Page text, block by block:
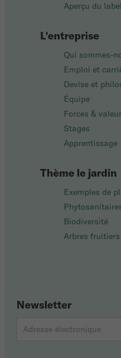
Aperçu du
L'entreprise
Qui sommes-
Emploi et
Devise et
Équipe
Forces &
Stages
Apprentissage
Thème le jardin
Exemples de
Biodiversité
Arbres
Newsletter